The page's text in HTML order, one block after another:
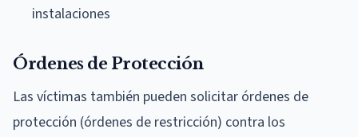
instalaciones
Órdenes de Protección
Las víctimas también pueden solicitar órdenes de
protección (órdenes de restricción) contra los